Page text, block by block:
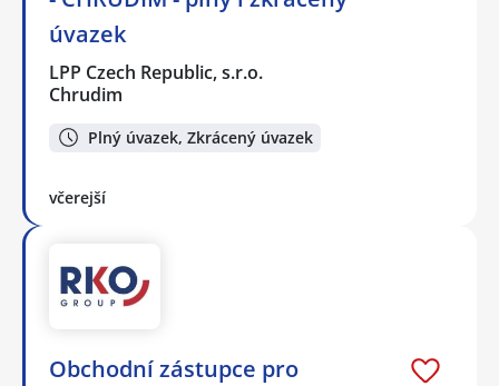
úvazek
LPP Czech Republic, s.r.o.
Chrudim
Plný úvazek, Zkrácený úvazek
včerejší
Obchodní zástupce pro